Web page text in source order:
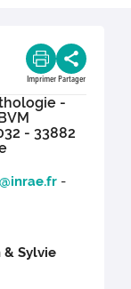
Imprimer Partager
-
- 33882
-
& Sylvie